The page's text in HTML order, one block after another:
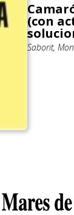
(con
Saborit,